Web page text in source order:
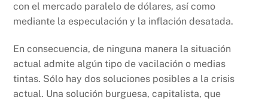
con el mercado paralelo de dólares, así como
mediante la especulación y la inflación desatada.
En consecuencia, de ninguna manera la situación
actual admite algún tipo de vacilación o medias
tintas. Sólo hay dos soluciones posibles a la crisis
actual. Una solución burguesa, capitalista, que